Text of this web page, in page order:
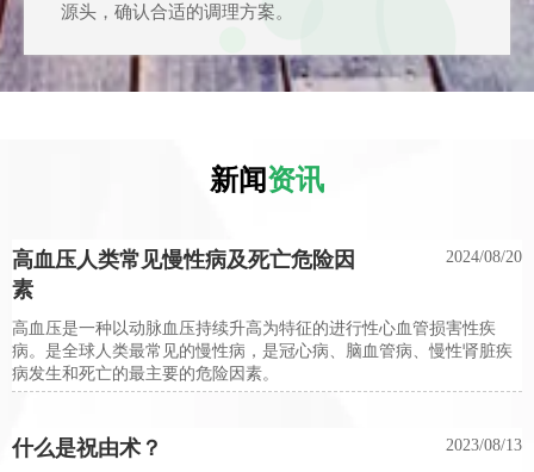
源头，确认合适的调理方案。
新闻资讯
高血压人类常见慢性病及死亡危险因
素
2024/08/20
高血压是一种以动脉血压持续升高为特征的进行性心血管损害性疾
病。是全球人类最常见的慢性病，是冠心病、脑血管病、慢性肾脏疾
病发生和死亡的最主要的危险因素。
什么是祝由术？ 2023/08/13